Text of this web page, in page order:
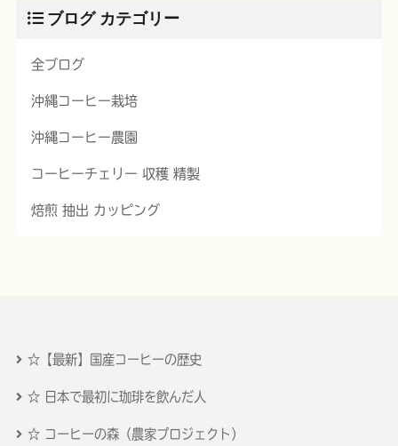
ブログ カテゴリー
全ブログ
沖縄コーヒー栽培
沖縄コーヒー農園
コーヒーチェリー 収穫 精製
焙煎 抽出 カッピング
☆【最新】国産コーヒーの歴史
☆ 日本で最初に珈琲を飲んだ人
☆ コーヒーの森（農家プロジェクト）